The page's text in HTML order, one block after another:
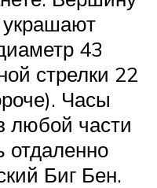
43
стрелки 22
Часы
любой части
отдаленно
Биг Бен.